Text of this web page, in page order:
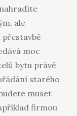
ale
moc
bytu právě
starého
muset
firmou